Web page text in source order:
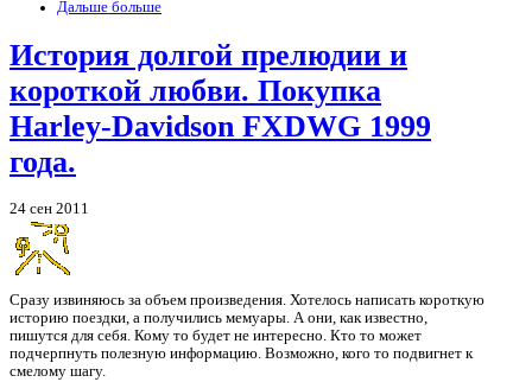
Дальше больше
История долгой прелюдии и
короткой любви. Покупка
Harley-Davidson FXDWG 1999
года.
24 сен 2011
Сразу извиняюсь за объем произведения. Хотелось написать короткую
историю поездки, а получились мемуары. А они, как известно,
пишутся для себя. Кому то будет не интересно. Кто то может
подчерпнуть полезную информацию. Возможно, кого то подвигнет к
смелому шагу.